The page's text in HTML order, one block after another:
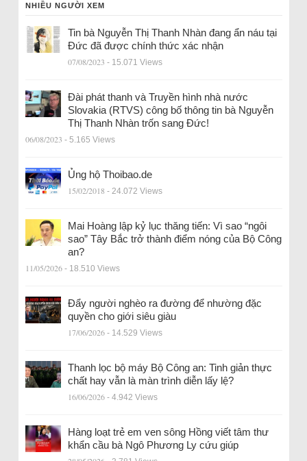
NHIỀU NGƯỜI XEM
Tin bà Nguyễn Thị Thanh Nhàn đang ẩn náu tại
Đức đã được chính thức xác nhận
07/08/2023 - 15.071 Views
Đài phát thanh và Truyền hình nhà nước
Slovakia (RTVS) công bố thông tin bà Nguyễn
Thị Thanh Nhàn trốn sang Đức!
06/08/2023 - 5.165 Views
Ủng hộ Thoibao.de
15/02/2018 - 24.072 Views
Mai Hoàng lập kỷ lục thăng tiến: Vì sao “ngôi
sao” Tây Bắc trở thành điểm nóng của Bộ Công
an?
11/05/2026 - 18.510 Views
Đẩy người nghèo ra đường để nhường đặc
quyền cho giới siêu giàu
17/06/2026 - 14.529 Views
Thanh lọc bộ máy Bộ Công an: Tinh giản thực
chất hay vẫn là màn trình diễn lấy lệ?
16/06/2026 - 4.942 Views
Hàng loạt trẻ em ven sông Hồng viết tâm thư
khẩn cầu bà Ngô Phương Ly cứu giúp